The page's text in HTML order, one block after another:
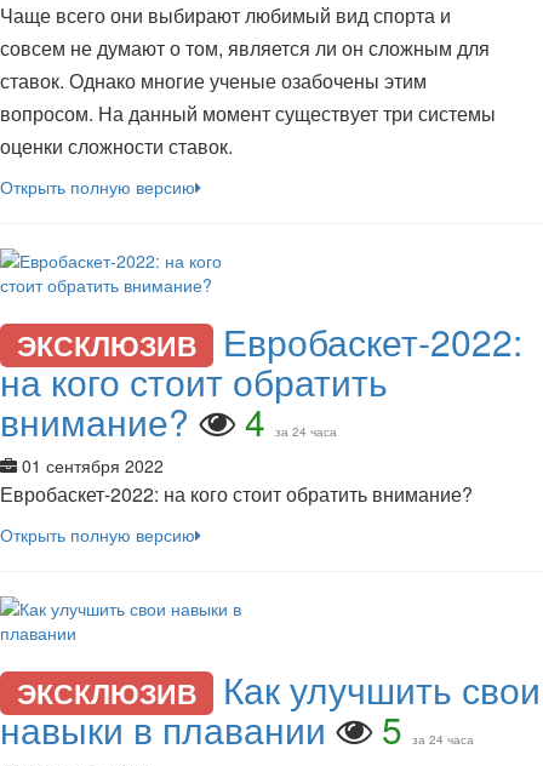
Чаще всего они выбирают любимый вид спорта и
совсем не думают о том, является ли он сложным для
ставок. Однако многие ученые озабочены этим
вопросом. На данный момент существует три системы
оценки сложности ставок.
Открыть полную версию
ЭКСКЛЮЗИВ Евробаскет-2022:
на кого стоит обратить
внимание? 4 за 24 часа
01 сентября 2022
Евробаскет-2022: на кого стоит обратить внимание?
Открыть полную версию
ЭКСКЛЮЗИВ Как улучшить свои
навыки в плавании 5 за 24 часа